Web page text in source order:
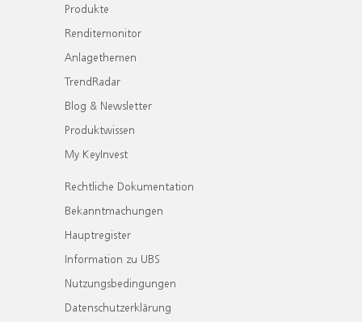
Produkte
Renditemonitor
Anlagethemen
TrendRadar
Blog & Newsletter
Produktwissen
My KeyInvest
Rechtliche Dokumentation
Bekanntmachungen
Hauptregister
Information zu UBS
Nutzungsbedingungen
Datenschutzerklärung